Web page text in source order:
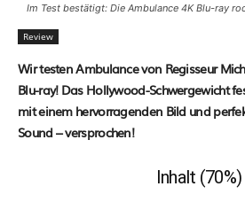
Im Test bestätigt: Die Ambulance 4K Blu-ray
Review
Wir testen Ambulance von Regisseur
Blu-ray! Das Hollywood-Schwergewicht
mit einem hervorragenden Bild und
Sound – versprochen!
Inhalt (70%)